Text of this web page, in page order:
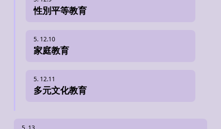
性別平等教育
家庭教育
多元文化教育